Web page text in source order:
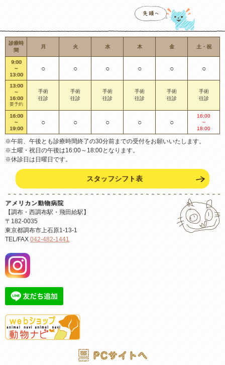
診療時
間
月 火 水 木 金 土・祝
9:00
～
13:00
○ ○ ○ ○ ○ ○
13:00
～
16:00
要予約
手術
往診
手術
往診
手術
往診
手術
往診
手術
往診
手術
往診
16:00
～
19:00
○ ○ ○ ○ ○
16:00
～
18:00
※午前、午後とも診療時間終了の30分前までの受付をお願いいたします。
※土曜・祝日の午後は16:00～18:00となります。
※休診日は日曜日です。
スタッフシフト表
アメリカン動物病院
【調布・西調布駅・飛田給駅】
〒182-0035
東京都調布市上石原1-13-1
TEL/FAX 042-482-1441